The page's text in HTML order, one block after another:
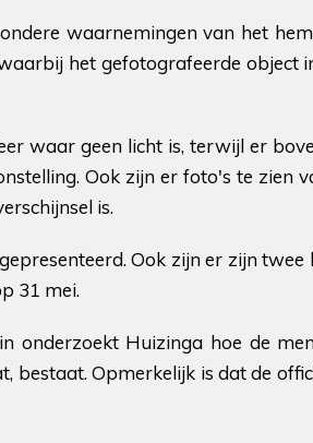
waarnemingen van het
het gefotografeerde object
waar geen licht is, terwijl er
Ook zijn er foto's te zien
is.
Ook zijn er zijn twee
31 mei.
onderzoekt Huizinga hoe de
bestaat. Opmerkelijk is dat de